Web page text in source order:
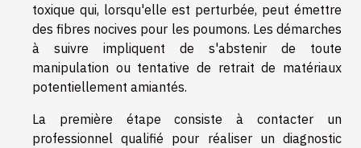
toxique qui, lorsqu'elle est perturbée, peut émettre
des fibres nocives pour les poumons. Les démarches
à suivre impliquent de s'abstenir de toute
manipulation ou tentative de retrait de matériaux
potentiellement amiantés.
La première étape consiste à contacter un
professionnel qualifié pour réaliser un diagnostic